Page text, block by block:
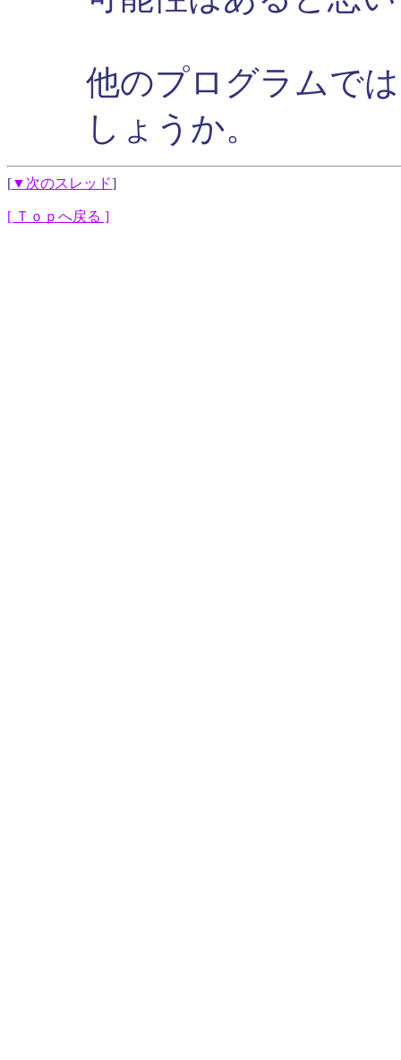
他のプログラムで
しょうか。
[▼次のスレッド]
[ Ｔｏｐへ戻る ]